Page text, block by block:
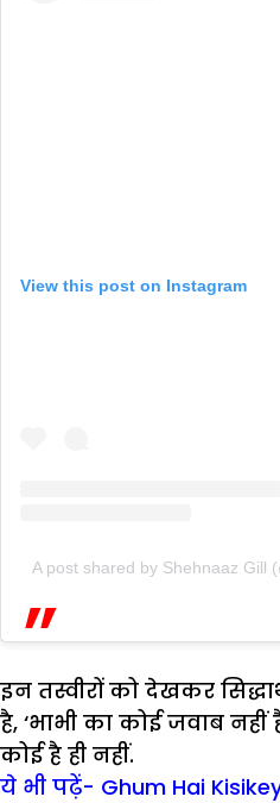
View this post on Instagram
A post shared by Shehnaaz Gill
इन तस्वीरों को देखकर
है, ‘भाभी का कोई जवाब
कोई है ही नहीं.
ये भी पढ़ें- Ghum Hai